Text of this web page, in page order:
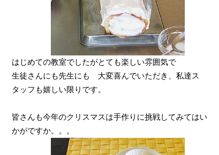
はじめての教室でしたがとても楽しい雰囲気で
生徒さんにも先生にも 大変喜んでいただき、私達ス
タッフも嬉しい限りです。
皆さんも今年のクリスマスは手作りに挑戦してみてはい
かがですか。。。